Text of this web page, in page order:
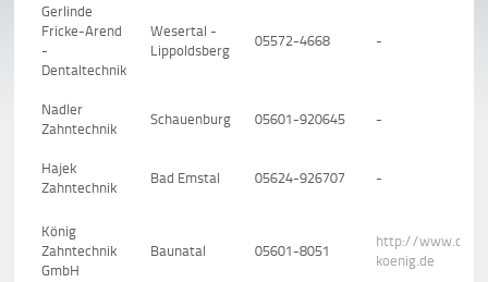
Gerlinde
Fricke-Arend
-
Dentaltechnik
Wesertal -
Lippoldsberg
05572-4668 -
Nadler
Zahntechnik
Schauenburg 05601-920645 -
Hajek
Zahntechnik
Bad Emstal 05624-926707 -
König
Zahntechnik
GmbH
Baunatal 05601-8051
http://
koenig.de